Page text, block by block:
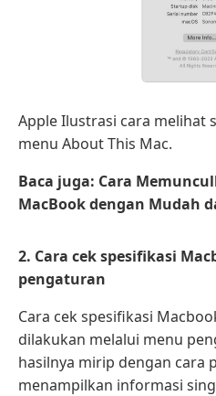
Apple Ilustrasi cara melihat
menu About This Mac.
Baca juga: Cara
MacBook dengan Mudah
2. Cara cek spesifikasi
pengaturan
Cara cek spesifikasi
dilakukan melalui menu
hasilnya mirip dengan cara
menampilkan informasi